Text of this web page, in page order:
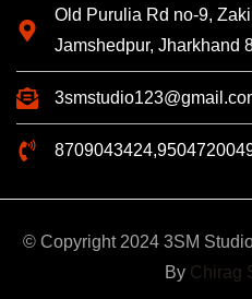
Old Purulia Rd no-9,
Jamshedpur, Jharkhand
© Copyright 2024 3SM
By Chirag